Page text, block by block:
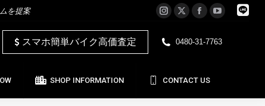
を提案
Instagram
opens
new
X
opens
new
Facebook
opens
new
YouTube
opens
スマホ簡単バイク高価査定 0480-31-7763
SHOP INFORMATION CONTACT US
CONTACT US